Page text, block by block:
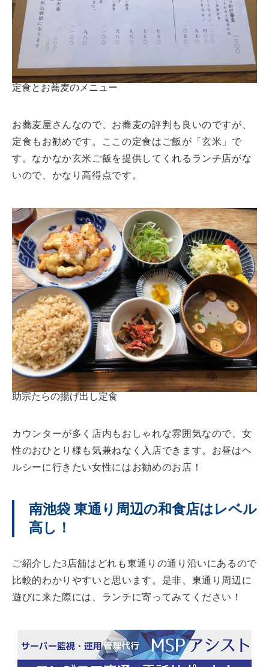
定食とお蕎麦のメニュー
お蕎麦屋さんなので、お蕎麦の評判も良いのですが、
定食もお勧めです。ここの定食はご飯が「玄米」で
す。なかなか玄米ご飯を提供してくれるランチ店がな
いので、かなり高得点です。
助宗たらの揚げ出し定食
カウンターが多く店内もおしゃれな雰囲気なので、女
性のおひとり様も気兼ねなく入店できます。お昼はヘ
ルシーに行きたい女性にはお勧めのお店！
南池袋 東通り周辺の和食店はレベル
高し！
ご紹介した3店舗はどれも東通りの通り沿いにあるので
比較的わかりやすいと思います。是非、東通り周辺に
遊びに来た際には、ランチに寄ってみてください！